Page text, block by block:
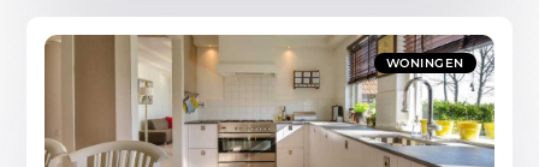
WONINGEN